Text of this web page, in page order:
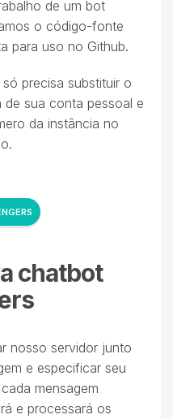
de um bot
o código-fonte
para uso no Github.
precisa substituir o
de sua conta pessoal e
da instância no
chatbot
nosso servidor junto
e especificar seu
mensagem
e processará os